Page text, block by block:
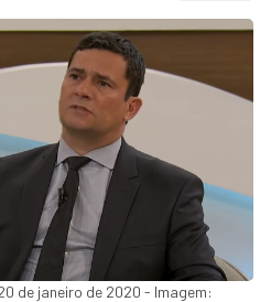
de janeiro de 2020 - Imagem: